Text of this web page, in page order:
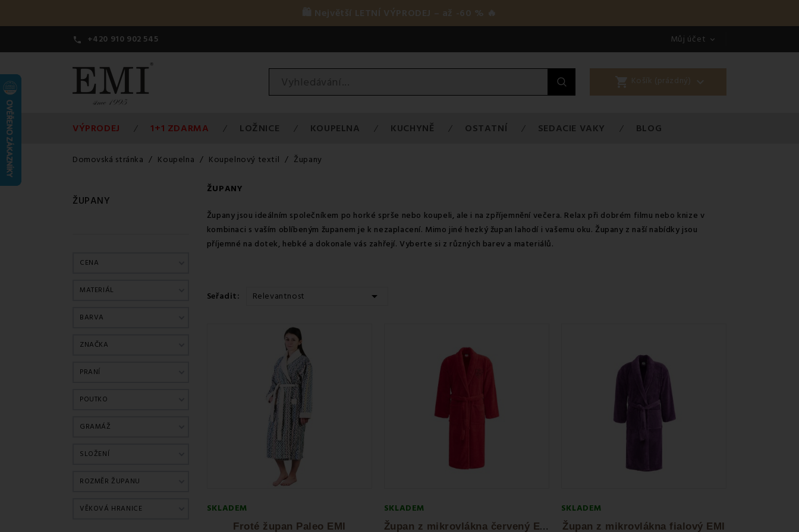
🛍️ Největší LETNÍ VÝPRODEJ – až -60 % 🔥
 +420 910 902 545 Můj účet 
shopping_cart Košík (prázdný) 
VÝPRODEJ 1+1 ZDARMA LOŽNICE KOUPELNA KUCHYNĚ OSTATNÍ SEDACIE VAKY BLOG
Domovská stránka Koupelna Koupelnový textil Župany
ŽUPANY
CENA
MATERIÁL
BARVA
ZNAČKA
PRANÍ
POUTKO
GRAMÁŽ
SLOŽENÍ
ROZMĚR ŽUPANU
VĚKOVÁ HRANICE
ŽUPANY
Župany jsou ideálním společníkem po horké sprše nebo koupeli, ale i na zpříjemnění večera. Relax při dobrém filmu nebo knize v
kombinaci s vaším oblíbeným županem je k nezaplacení. Mimo jiné hezký župan lahodí i vašemu oku. Župany z naší nabídky jsou
příjemné na dotek, hebké a dokonale vás zahřejí. Vyberte si z různých barev a materiálů.
Seřadit: Relevantnost 
SKLADEM
Froté župan Paleo EMI
SKLADEM
Ž
upan z mikrovlákna červený EMI
SKLADEM
Župan z mikrovlákna fialový EMI